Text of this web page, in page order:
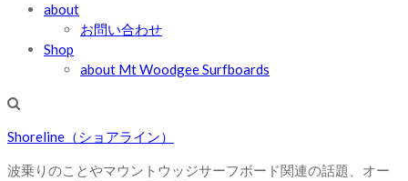
about
お問い合わせ
Shop
about Mt Woodgee Surfboards
Shoreline（ショアライン）
波乗りのことやマウントウッジサーフボード関連の話題、オー